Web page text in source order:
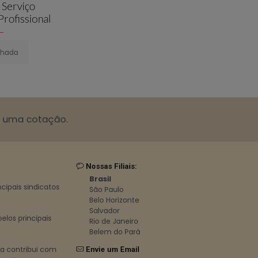
Serviço
uma cotação.
sindicatos
principais
contribui com
Nossas Filiais:
Brasil
São Paulo
Belo Horizonte
Salvador
Rio de Janeiro
Belem do Pará
Envie um Email